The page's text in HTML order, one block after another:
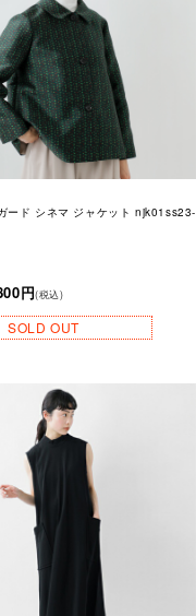
ード シネマ ジャケット njk01ss23-
円(税込)
SOLD OUT